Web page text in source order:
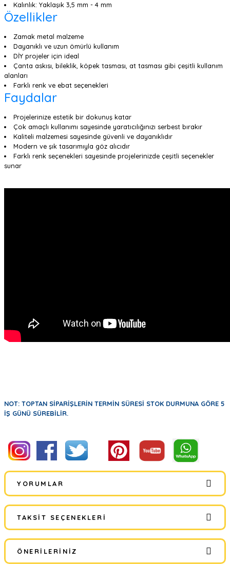
Kalınlık: Yaklaşık 3,5 mm - 4 mm
Özellikler
Zamak metal malzeme
Dayanıklı ve uzun ömürlü kullanım
DİY projeler için ideal
Çanta askısı, bileklik, köpek tasması, at tasması gibi çeşitli kullanım
alanları
Farklı renk ve ebat seçenekleri
Faydalar
Projelerinize estetik bir dokunuş katar
Çok amaçlı kullanımı sayesinde yaratıcılığınızı serbest bırakır
Kaliteli malzemesi sayesinde güvenli ve dayanıklıdır
Modern ve şık tasarımıyla göz alıcıdır
Farklı renk seçenekleri sayesinde projelerinizde çeşitli seçenekler
sunar
NOT: TOPTAN SİPARİŞLERİN TERMİN SÜRESİ STOK DURMUNA GÖRE 5
İŞ GÜNÜ SÜREBİLİR.
YORUMLAR
Bu ürüne ilk yorumu siz yapın!
Yorum Yaz
TAKSIT SEÇENEKLERI
ÖNERILERINIZ